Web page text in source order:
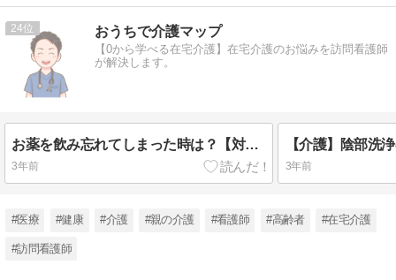
24 おうちで介護マップ
【0から学べる在宅介護】在宅介護のお悩みを訪問看護師
が解決します。
お薬を飲み忘れてしまった時は？【対応と予防策を解説】
3年前 3年前
#医療 #健康 #介護 #親の介護 #看護師 #高齢者 #在宅介護
#訪問看護師